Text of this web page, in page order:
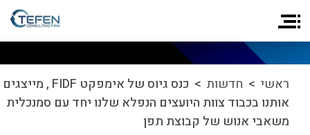
ראשי > חדשות
> כנס גיוס של אימפקט FIDF , מייצגים
אותנו בכבוד צוות היועצים הנפלא שלנו יחד עם סמנכלית
משאבי אנוש של קבוצת תפן